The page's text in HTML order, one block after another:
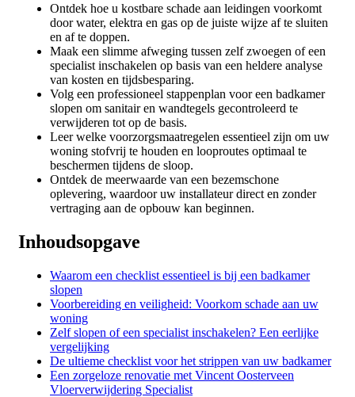
Ontdek hoe u kostbare schade aan leidingen voorkomt
door water, elektra en gas op de juiste wijze af te sluiten
en af te doppen.
Maak een slimme afweging tussen zelf zwoegen of een
specialist inschakelen op basis van een heldere analyse
van kosten en tijdsbesparing.
Volg een professioneel stappenplan voor een badkamer
slopen om sanitair en wandtegels gecontroleerd te
verwijderen tot op de basis.
Leer welke voorzorgsmaatregelen essentieel zijn om uw
woning stofvrij te houden en looproutes optimaal te
beschermen tijdens de sloop.
Ontdek de meerwaarde van een bezemschone
oplevering, waardoor uw installateur direct en zonder
vertraging aan de opbouw kan beginnen.
Inhoudsopgave
Waarom een checklist essentieel is bij een badkamer
slopen
Voorbereiding en veiligheid: Voorkom schade aan uw
woning
Zelf slopen of een specialist inschakelen? Een eerlijke
vergelijking
De ultieme checklist voor het strippen van uw badkamer
Een zorgeloze renovatie met Vincent Oosterveen
Vloerverwijdering Specialist